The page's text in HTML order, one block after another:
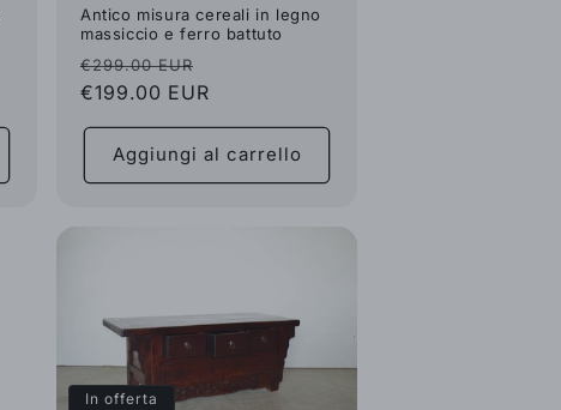
Antico misura cereali in legno
massiccio e ferro battuto
Prezzo
di
listino
€299.00 EUR
scontato
€199.00 EUR
Aggiungi al carrello
In offerta